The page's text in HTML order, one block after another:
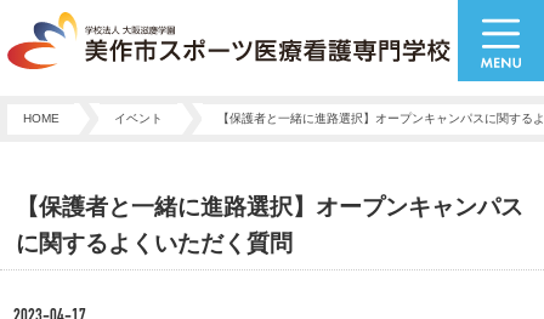
HOME イベント 【保護者と一緒に進路選択】オープンキャンパスに関する
【保護者と一緒に進路選択】オープンキャンパス
に関するよくいただく質問